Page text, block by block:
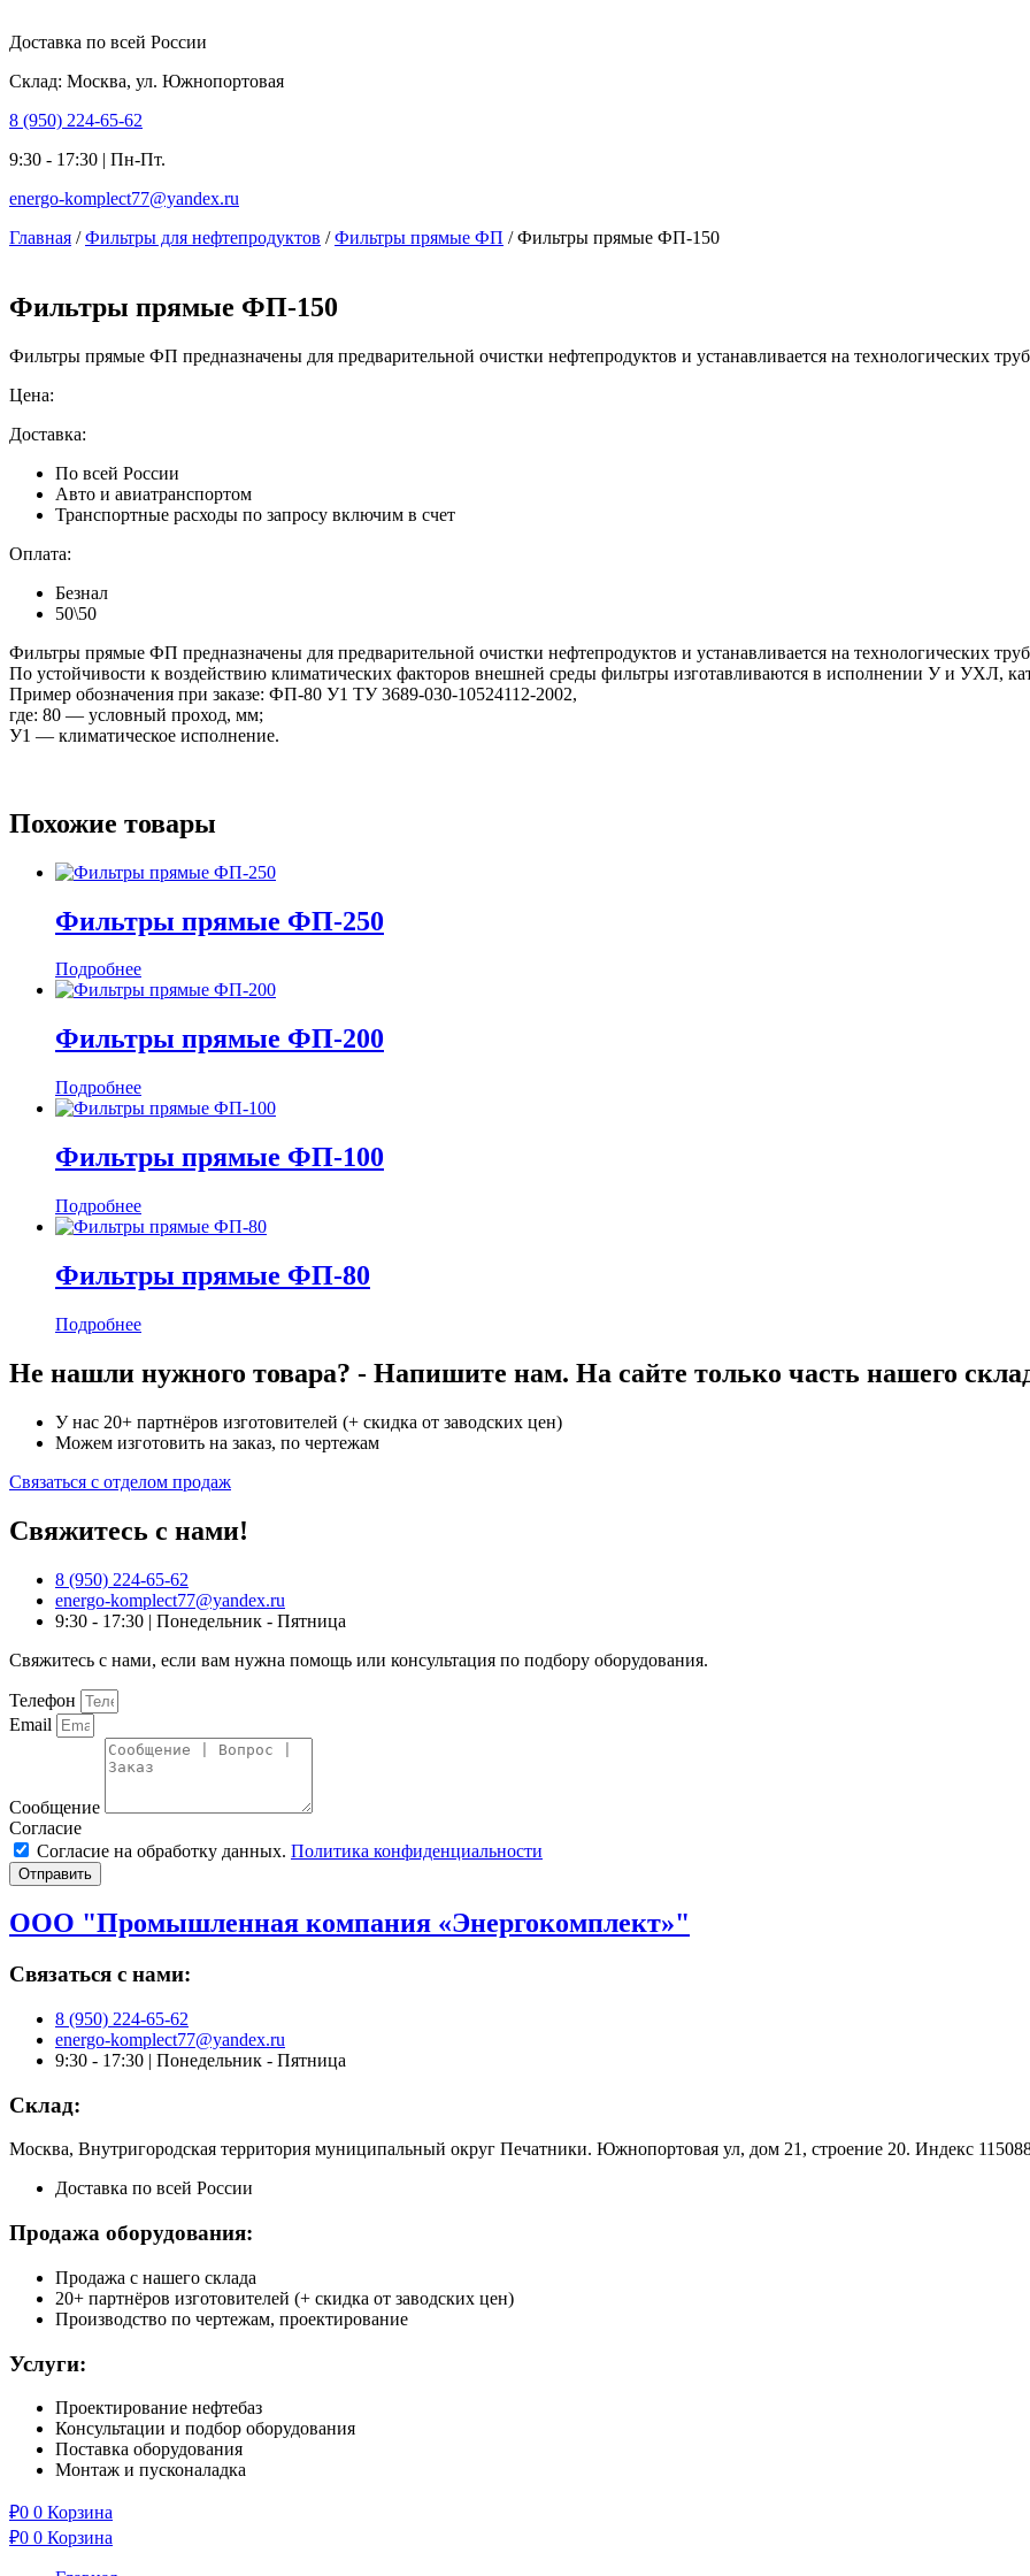
Доставка по всей России
Склад: Москва, ул. Южнопортовая
8 (950) 224-65-62
9:30 - 17:30 | Пн-Пт.
energo-komplect77@yandex.ru
Главная /Фильтры для нефтепродуктов /Фильтры прямые ФП / Фильтры прямые ФП-150
Фильтры прямые ФП-150
Фильтры прямые ФП предназначены для предварительной очистки нефтепродуктов и устанавливается на технологических
Цена:
Доставка:
По всей России
Авто и авиатранспортом
Транспортные расходы по запросу включим в счет
Оплата:
Безнал
50\50
Фильтры прямые ФП предназначены для предварительной очистки нефтепродуктов и устанавливается на технологических
По устойчивости к воздействию климатических факторов внешней среды фильтры изготавливаются в исполнении У и УХЛ,
Пример обозначения при заказе: ФП-80 У1 ТУ 3689-030-10524112-2002,
где: 80 — условный проход, мм;
У1 — климатическое исполнение.
Похожие товары
Фильтры прямые ФП-250
Подробнее
Фильтры прямые ФП-200
Подробнее
Фильтры прямые ФП-100
Подробнее
Фильтры прямые ФП-80
Подробнее
Не нашли нужного товара? - Напишите нам. На сайте только часть нашего
У нас 20+ партнёров изготовителей (+ скидка от заводских цен)
Можем изготовить на заказ, по чертежам
Связаться с отделом продаж
Свяжитесь с нами!
8 (950) 224-65-62
energo-komplect77@yandex.ru
9:30 - 17:30 | Понедельник - Пятница
Свяжитесь с нами, если вам нужна помощь или консультация по подбору оборудования.
Телефон
Email
Сообщение
Согласие
Согласие на обработку данных. Политика конфиденциальности
Отправить
ООО "Промышленная компания «Энергокомплект»"
Связаться с нами:
8 (950) 224-65-62
energo-komplect77@yandex.ru
9:30 - 17:30 | Понедельник - Пятница
Склад:
Москва, Внутригородская территория муниципальный округ Печатники. Южнопортовая ул, дом 21, строение 20. Индекс
Доставка по всей России
Продажа оборудования:
Продажа с нашего склада
20+ партнёров изготовителей (+ скидка от заводских цен)
Производство по чертежам, проектирование
Услуги:
Проектирование нефтебаз
Консультации и подбор оборудования
Поставка оборудования
Монтаж и пусконаладка
₽0 0 Корзина
₽0 0 Корзина